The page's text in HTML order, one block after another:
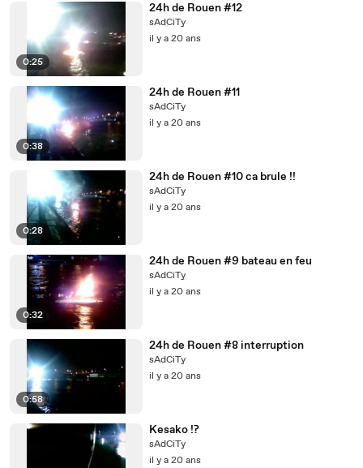
0:25
24h de Rouen #12
sAdCiTy
il y a 20 ans
0:38
24h de Rouen #11
sAdCiTy
il y a 20 ans
0:28
24h de Rouen #10 ca brule !!
sAdCiTy
il y a 20 ans
0:32
24h de Rouen #9 bateau en feu
sAdCiTy
il y a 20 ans
0:58
24h de Rouen #8 interruption
sAdCiTy
il y a 20 ans
Kesako !?
sAdCiTy
il y a 20 ans